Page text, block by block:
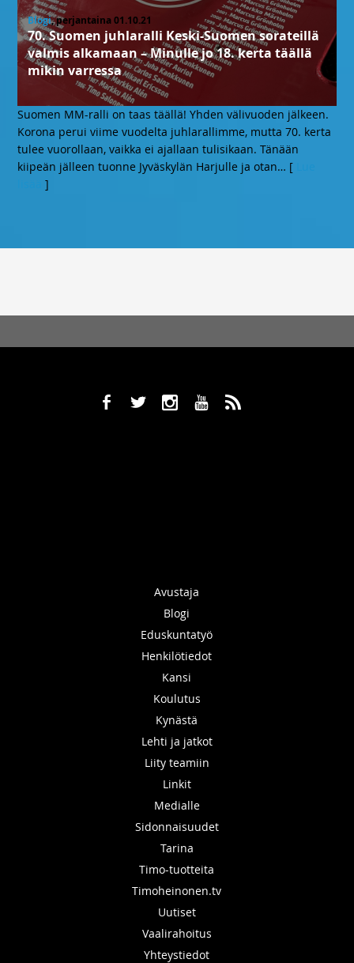
Blogi, perjantaina 01.10.21
70. Suomen juhlaralli Keski-Suomen sorateillä
valmis alkamaan – Minulle jo 18. kerta täällä
mikin varressa
Suomen MM-ralli on taas täällä! Yhden välivuoden jälkeen.
Korona perui viime vuodelta juhlarallimme, mutta 70. kerta
tulee vuorollaan, vaikka ei ajallaan tulisikaan. Tänään
kiipeän jälleen tuonne Jyväskylän Harjulle ja otan… [
]
b a x r ,
Avustaja
Blogi
Eduskuntatyö
Henkilötiedot
Kansi
Koulutus
Kynästä
Lehti ja jatkot
Liity teamiin
Linkit
Medialle
Sidonnaisuudet
Tarina
Timo-tuotteita
Timoheinonen.tv
Uutiset
Vaalirahoitus
Yhteystiedot